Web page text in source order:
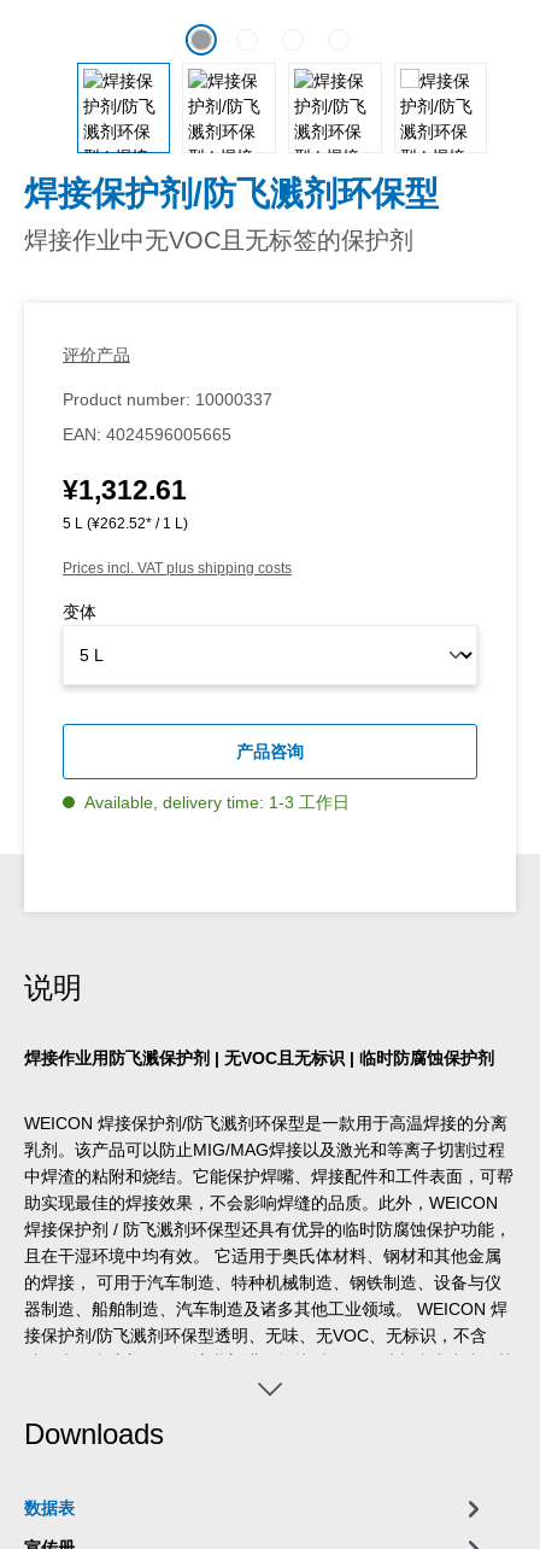
焊接保护剂/防飞溅剂环保型
焊接作业中无VOC且无标签的保护剂
评价产品
Product number: 10000337
EAN: 4024596005665
Regular price:
¥1,312.61
5 L (¥262.52* / 1 L)
Prices incl. VAT plus shipping costs
变体
产品咨询
Available, delivery time: 1-3 工作日
说明
焊接作业用防飞溅保护剂 | 无VOC且无标识 | 临时防腐蚀保护剂
WEICON 焊接保护剂/防飞溅剂环保型是一款用于高温焊接的分离
乳剂。该产品可以防止MIG/MAG焊接以及激光和等离子切割过程
中焊渣的粘附和烧结。它能保护焊嘴、焊接配件和工件表面，可帮
助实现最佳的焊接效果，不会影响焊缝的品质。此外，WEICON
焊接保护剂 / 防飞溅剂环保型还具有优异的临时防腐蚀保护功能，
且在干湿环境中均有效。 它适用于奥氏体材料、钢材和其他金属
的焊接， 可用于汽车制造、特种机械制造、钢铁制造、设备与仪
器制造、船舶制造、汽车制造及诸多其他工业领域。 WEICON 焊
接保护剂/防飞溅剂环保型透明、无味、无VOC、无标识，不含
Downloads
数据表